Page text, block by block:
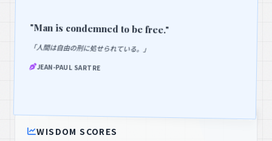
"Man is condemned to be free."
「人間は自由の刑に処せられている。」
JEAN-PAUL SARTRE
WISDOM SCORES